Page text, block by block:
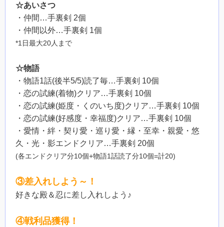
☆あいさつ
・仲間…手裏剣 2個
・仲間以外…手裏剣 1個
*1日最大20人まで
☆物語
・物語1話(後半5/5)読了毎…手裏剣 10個
・恋の試練(着物)クリア…手裏剣 10個
・恋の試練(姫度・くのいち度)クリア…手裏剣 10個
・恋の試練(好感度・幸福度)クリア…手裏剣 10個
・愛情・絆・契り愛・巡り愛・縁・至幸・親愛・悠
久・光・影エンドクリア…手裏剣 20個
(各エンドクリア分10個+物語1話読了分10個=計20)
③差入れしよう～！
好きな殿＆忍に差し入れしよう♪
④戦利品獲得！